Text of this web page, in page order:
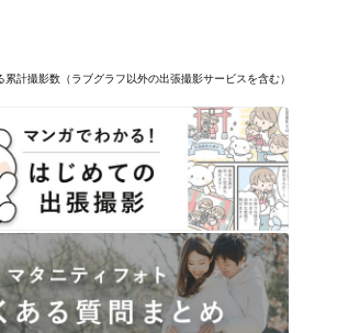
計撮影数（ラブグラフ以外の出張撮影サービスを含む）